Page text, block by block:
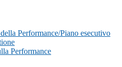
Performance/Piano esecutivo
Performance